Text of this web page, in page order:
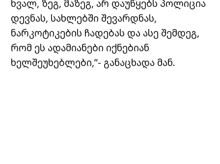
ხვალ, ზეგ, მაზეგ, არ დაუწყებს პოლიცია
დევნას, სახლებში შევარდნას,
ნარკოტიკების ჩადებას და ასე შემდეგ,
რომ ეს ადამიანები იქნებიან
ხელშეუხებლები,”- განაცხადა მან.